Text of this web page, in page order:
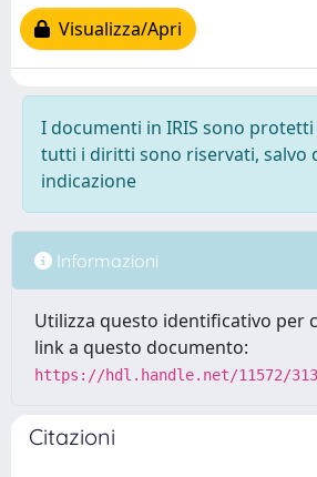
Visualizza/Apri
I documenti in IRIS sono
tutti i diritti sono riservati, salvo
indicazione
Informazioni
Utilizza questo identificativo per
link a questo documento:
https://hdl.handle.net/11572/
Citazioni